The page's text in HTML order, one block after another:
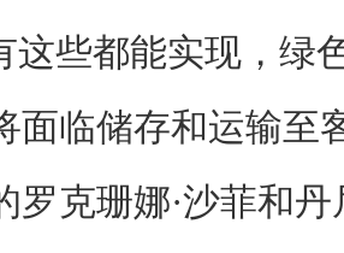
这些都能实现，绿
面临储存和运输至
罗克珊娜·沙菲和丹